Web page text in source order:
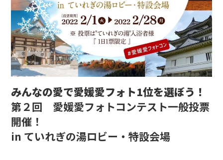
みんなの愛で愛媛愛フォト1位を選ぼう！
第２回 愛媛愛フォトコンテスト一般投票
開催！
in ていれぎの湯ロビー・特設会場